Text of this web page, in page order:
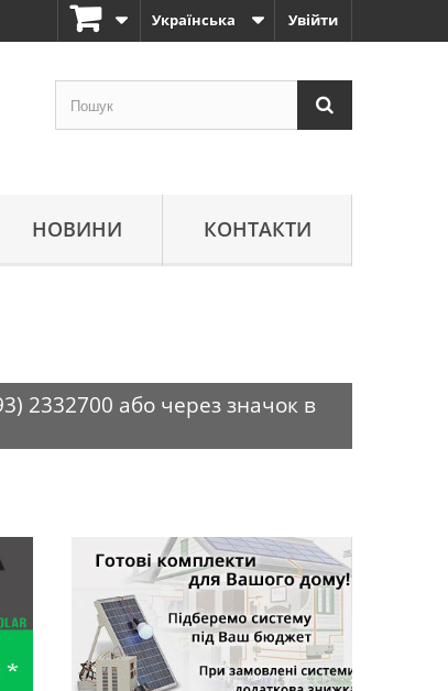
Увійти
Українська
НОВИНИ КОНТАКТИ
2332700 або через значок в